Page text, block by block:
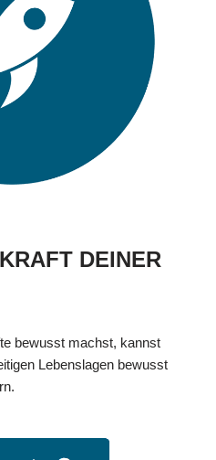
DEINER
bewusst machst, kannst
Lebenslagen bewusst